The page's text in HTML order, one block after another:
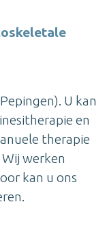
U kan
en
therapie
werken
kan u ons